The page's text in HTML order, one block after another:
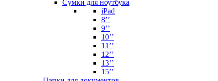
Сумки для ноутбука
iPad
8’’
9’’
10’’
11’’
12’’
13’’
15’’